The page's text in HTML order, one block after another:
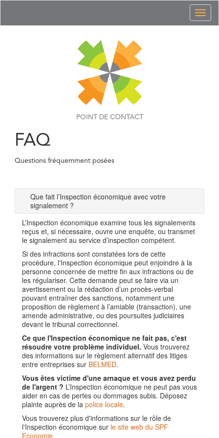
POINT DE CONTACT
FAQ
Questions fréquemment posées
Que fait l’Inspection économique avec votre
signalement ?
L’Inspection économique examine tous les signalements
reçus et, si nécessaire, ouvre une enquête, ou transmet
le signalement au service d’inspection compétent.
Si des infractions sont constatées lors de cette
procédure, l'Inspection économique peut enjoindre à la
personne concernée de mettre fin aux infractions ou de
les régulariser. Cette demande peut se faire via un
avertissement ou la rédaction d’un procès-verbal
pouvant entraîner des sanctions, notamment une
proposition de règlement à l’amiable (transaction), une
amende administrative, ou des poursuites judiciaires
devant le tribunal correctionnel.
Ce que l'Inspection économique ne fait pas, c'est
résoudre votre problème individuel. Vous trouverez
des informations sur le règlement alternatif des litiges
entre entreprises sur BELMED.
Vous êtes victime d'une arnaque et vous avez perdu
de l'argent ? L’Inspection économique ne peut pas vous
aider en cas de pertes ou dommages subis. Déposez
plainte auprès de la police locale.
Vous trouverez plus d'informations sur le rôle de
l'Inspection économique sur le site web du SPF
Economie.